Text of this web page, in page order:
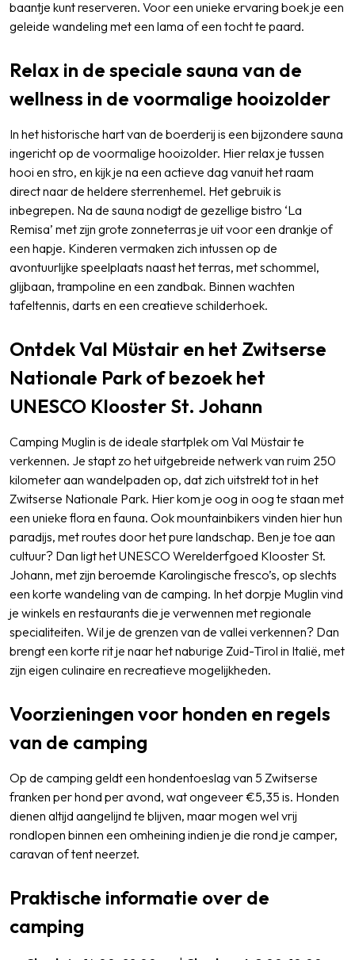
baantje kunt reserveren. Voor een unieke ervaring boek je een
geleide wandeling met een lama of een tocht te paard.
Relax in de speciale sauna van de
wellness in de voormalige hooizolder
In het historische hart van de boerderij is een bijzondere sauna
ingericht op de voormalige hooizolder. Hier relax je tussen
hooi en stro, en kijk je na een actieve dag vanuit het raam
direct naar de heldere sterrenhemel. Het gebruik is
inbegrepen. Na de sauna nodigt de gezellige bistro ‘La
Remisa’ met zijn grote zonneterras je uit voor een drankje of
een hapje. Kinderen vermaken zich intussen op de
avontuurlijke speelplaats naast het terras, met schommel,
glijbaan, trampoline en een zandbak. Binnen wachten
tafeltennis, darts en een creatieve schilderhoek.
Ontdek Val Müstair en het Zwitserse
Nationale Park of bezoek het
UNESCO Klooster St. Johann
Camping Muglin is de ideale startplek om Val Müstair te
verkennen. Je stapt zo het uitgebreide netwerk van ruim 250
kilometer aan wandelpaden op, dat zich uitstrekt tot in het
Zwitserse Nationale Park. Hier kom je oog in oog te staan met
een unieke flora en fauna. Ook mountainbikers vinden hier hun
paradijs, met routes door het pure landschap. Ben je toe aan
cultuur? Dan ligt het UNESCO Werelderfgoed Klooster St.
Johann, met zijn beroemde Karolingische fresco’s, op slechts
een korte wandeling van de camping. In het dorpje Muglin vind
je winkels en restaurants die je verwennen met regionale
specialiteiten. Wil je de grenzen van de vallei verkennen? Dan
brengt een korte rit je naar het naburige Zuid-Tirol in Italië, met
zijn eigen culinaire en recreatieve mogelijkheden.
Voorzieningen voor honden en regels
van de camping
Op de camping geldt een hondentoeslag van 5 Zwitserse
franken per hond per avond, wat ongeveer €5,35 is. Honden
dienen altijd aangelijnd te blijven, maar mogen wel vrij
rondlopen binnen een omheining indien je die rond je camper,
caravan of tent neerzet.
Praktische informatie over de
camping